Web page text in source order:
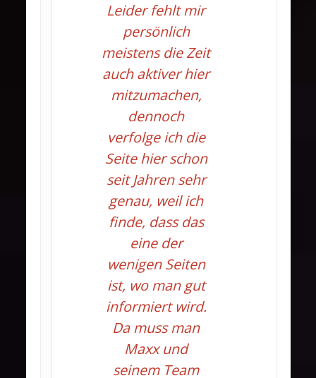
Leider fehlt mir
persönlich
meistens die Zeit
auch aktiver hier
mitzumachen,
dennoch
verfolge ich die
Seite hier schon
seit Jahren sehr
genau, weil ich
finde, dass das
eine der
wenigen Seiten
ist, wo man gut
informiert wird.
Da muss man
Maxx und
seinem Team